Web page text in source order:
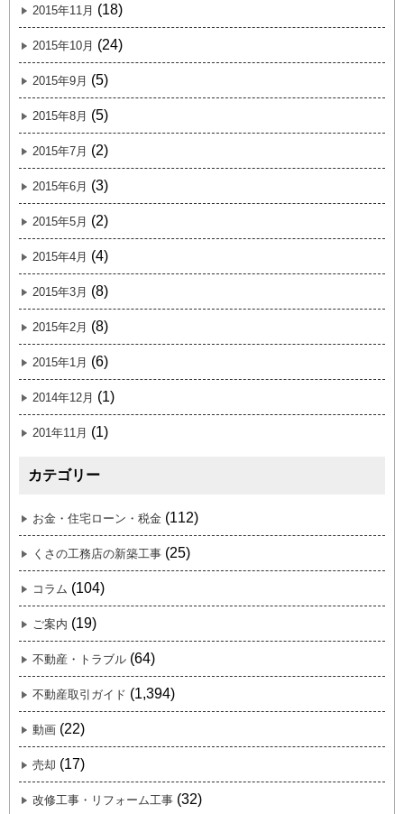
2015年11月 (18)
2015年10月 (24)
2015年9月 (5)
2015年8月 (5)
2015年7月 (2)
2015年6月 (3)
2015年5月 (2)
2015年4月 (4)
2015年3月 (8)
2015年2月 (8)
2015年1月 (6)
2014年12月 (1)
201年11月 (1)
カテゴリー
お金・住宅ローン・税金 (112)
くさの工務店の新築工事 (25)
コラム (104)
ご案内 (19)
不動産・トラブル (64)
不動産取引ガイド (1,394)
動画 (22)
売却 (17)
改修工事・リフォーム工事 (32)